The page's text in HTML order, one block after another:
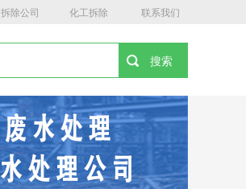
拆除公司 化工拆除 联系我们